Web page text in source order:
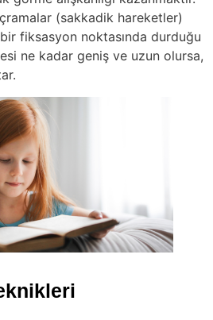
(sakkadik hareketler)
fiksasyon noktasında durduğu
ne kadar geniş ve uzun olursa,